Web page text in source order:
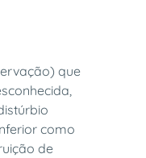
que
como
de